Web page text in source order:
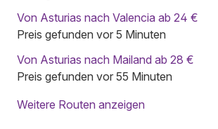
Von Asturias nach Valencia ab 24 €
Preis gefunden vor 5 Minuten
Von Asturias nach Mailand ab 28 €
Preis gefunden vor 55 Minuten
Weitere Routen anzeigen